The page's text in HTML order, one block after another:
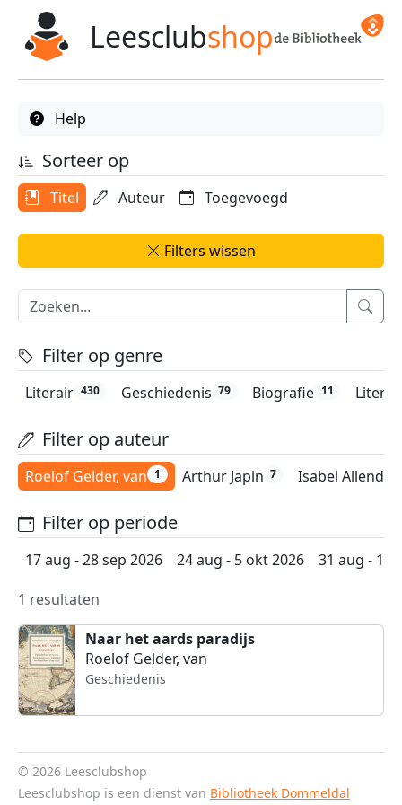
Leesclubshop
Help
Sorteer op
Titel Auteur Toegevoegd
Filters wissen
Filter op genre
Literair 430 Geschiedenis 79 Biografie 11
Filter op auteur
Arthur Japin 7 Isabel Allende
Roelof Gelder, van 1
Filter op periode
17 aug - 28 sep 2026 24 aug - 5 okt 2026
31 aug - 12
1 resultaten
Naar het aards paradijs
Roelof Gelder, van
Geschiedenis
© 2026 Leesclubshop
Leesclubshop is een dienst van Bibliotheek Dommeldal